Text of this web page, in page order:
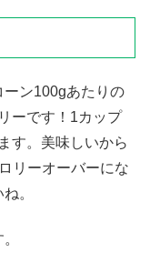
ン100gあたりの
ーです！1カップ
す。美味しいから
リーオーバーにな
。